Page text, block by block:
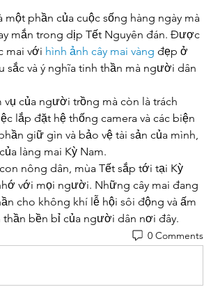
phần của cuộc sống hàng ngày mà
mắn trong dịp Tết Nguyên đán. Được
mai với hình ảnh cây mai vàng đẹp ở
sắc và ý nghĩa tinh thần mà người dân
của người trồng mà còn là trách
lắp đặt hệ thống camera và các biện
giữ gìn và bảo vệ tài sản của mình,
làng mai Kỳ Nam.
nông dân, mùa Tết sắp tới tại Kỳ
với mọi người. Những cây mai đang
cho không khí lễ hội sôi động và ấm
bền bỉ của người dân nơi đây.
0 Comments